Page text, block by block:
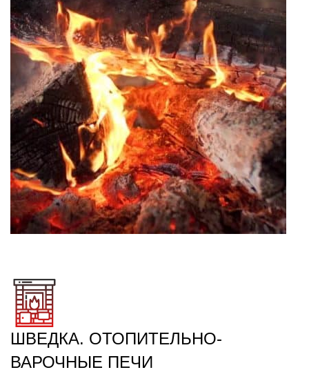
ШВЕДКА. ОТОПИТЕЛЬНО-
ВАРОЧНЫЕ ПЕЧИ